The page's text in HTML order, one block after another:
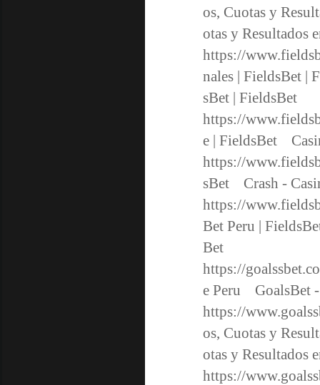
os, Cuotas y
otas y
https://
nales | FieldsBet |
sBet | FieldsBet
https://
e | FieldsBet
https://
sBet Crash -
https://
Bet Peru |
Bet
https://
e Peru GoalsBet
https://
os, Cuotas y
otas y
https://